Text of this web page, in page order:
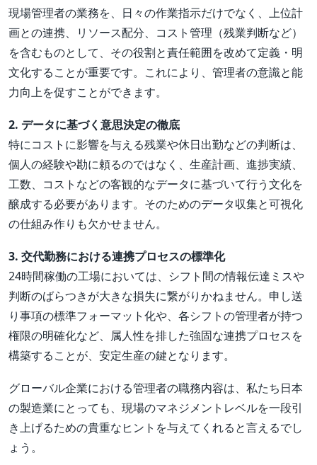
現場管理者の業務を、日々の作業指示だけでなく、上位計
画との連携、リソース配分、コスト管理（残業判断など）
を含むものとして、その役割と責任範囲を改めて定義・明
文化することが重要です。これにより、管理者の意識と能
力向上を促すことができます。
2. データに基づく意思決定の徹底
特にコストに影響を与える残業や休日出勤などの判断は、
個人の経験や勘に頼るのではなく、生産計画、進捗実績、
工数、コストなどの客観的なデータに基づいて行う文化を
醸成する必要があります。そのためのデータ収集と可視化
の仕組み作りも欠かせません。
3. 交代勤務における連携プロセスの標準化
24時間稼働の工場においては、シフト間の情報伝達ミスや
判断のばらつきが大きな損失に繋がりかねません。申し送
り事項の標準フォーマット化や、各シフトの管理者が持つ
権限の明確化など、属人性を排した強固な連携プロセスを
構築することが、安定生産の鍵となります。
グローバル企業における管理者の職務内容は、私たち日本
の製造業にとっても、現場のマネジメントレベルを一段引
き上げるための貴重なヒントを与えてくれると言えるでし
ょう。